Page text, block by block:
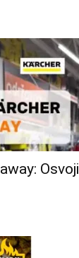
Osvoji